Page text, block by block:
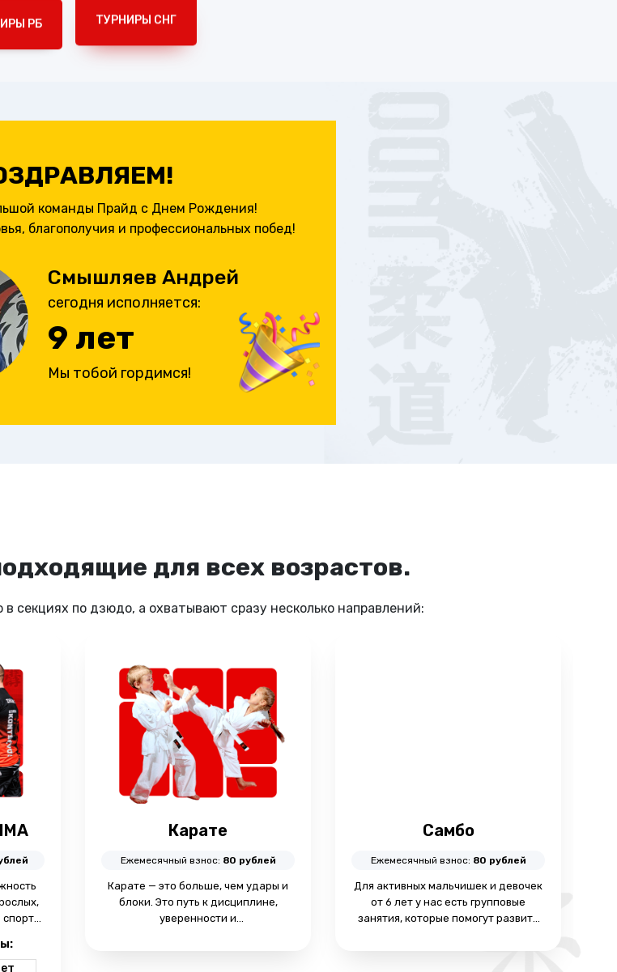
РБ ТУРНИРЫ СНГ
Андрей Александрович
исполняется:
гордимся!
команды Прайд с Днем Рождения!
благополучия и профессиональных побед!
Смышляев Андрей
сегодня исполняется:
9 лет
Мы тобой гордимся!
для всех возрастов.
секциях по дзюдо, а охватывают сразу несколько направлений:
Карате
Ежемесячный взнос: 80 рублей
Карате — это больше, чем удары и
блоки. Это путь к дисциплине,
уверенности и
Самбо
Ежемесячный взнос: 80 рублей
Для активных мальчишек и девочек
от 6 лет у нас есть групповые
занятия, которые помогут развить
Тренировки проходят в игровой